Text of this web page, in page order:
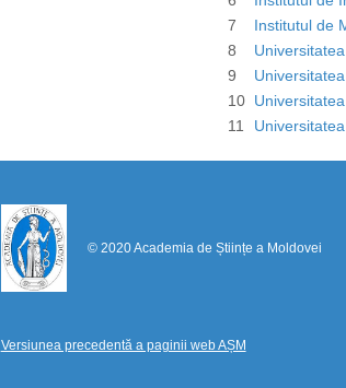
7
Institutul de
8
9
10
11
© 2020 Academia de Științe a Moldovei
Versiunea precedentă a paginii web AȘM